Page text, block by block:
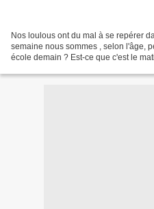
Nos loulous ont du mal à se repérer
semaine nous sommes , selon l'âge,
école demain ? Est-ce que c'est le